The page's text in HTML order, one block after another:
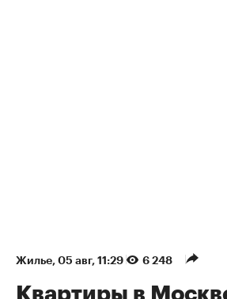
Жилье⁠, 05 авг, 11:29 6 248
Квартиры в